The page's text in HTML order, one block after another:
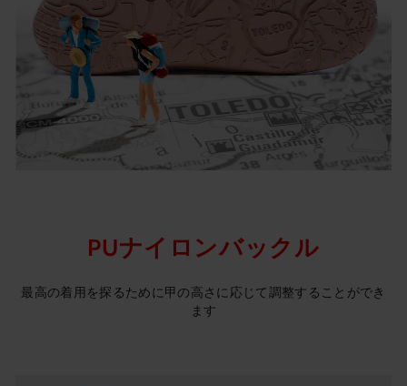
PUナイロンバックル
最高の着用を探るために甲の高さに応じて調整することができ
ます